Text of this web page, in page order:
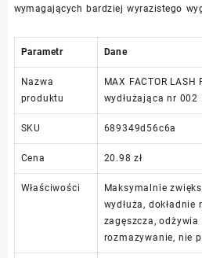
wymagających bardziej wyrazistego
Parametr Dane
Nazwa
produktu
MAX FACTOR
wydłużająca nr 002
SKU 689349d56c6a
Cena 20.98 zł
Właściwości
Maksymalnie
wydłuża,
zagęszcza,
rozmazywanie, nie